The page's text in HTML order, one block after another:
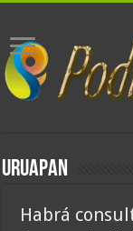
URUAPAN
Habrá